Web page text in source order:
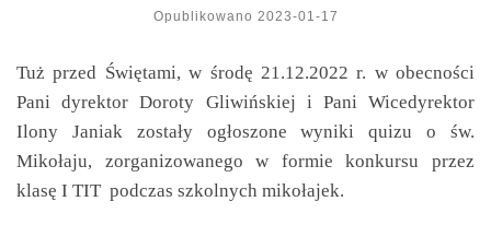
Opublikowano 2023-01-17
Tuż przed Świętami, w środę 21.12.2022 r. w obecności
Pani dyrektor Doroty Gliwińskiej i Pani Wicedyrektor
Ilony Janiak zostały ogłoszone wyniki quizu o św.
Mikołaju, zorganizowanego w formie konkursu przez
klasę I TIT podczas szkolnych mikołajek.